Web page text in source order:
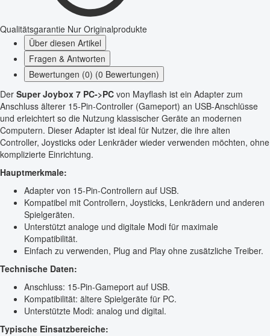
Qualitätsgarantie Nur Originalprodukte
Über diesen Artikel
Fragen & Antworten
Bewertungen (0) (0 Bewertungen)
Der Super Joybox 7 PC->PC von Mayflash ist ein Adapter zum
Anschluss älterer 15-Pin-Controller (Gameport) an USB-Anschlüsse
und erleichtert so die Nutzung klassischer Geräte an modernen
Computern. Dieser Adapter ist ideal für Nutzer, die ihre alten
Controller, Joysticks oder Lenkräder wieder verwenden möchten, ohne
komplizierte Einrichtung.
Hauptmerkmale:
Adapter von 15-Pin-Controllern auf USB.
Kompatibel mit Controllern, Joysticks, Lenkrädern und anderen
Spielgeräten.
Unterstützt analoge und digitale Modi für maximale
Kompatibilität.
Einfach zu verwenden, Plug and Play ohne zusätzliche Treiber.
Technische Daten:
Anschluss: 15-Pin-Gameport auf USB.
Kompatibilität: ältere Spielgeräte für PC.
Unterstützte Modi: analog und digital.
Typische Einsatzbereiche: